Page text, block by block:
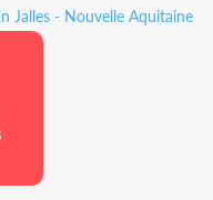
Jalles - Nouvelle Aquitaine